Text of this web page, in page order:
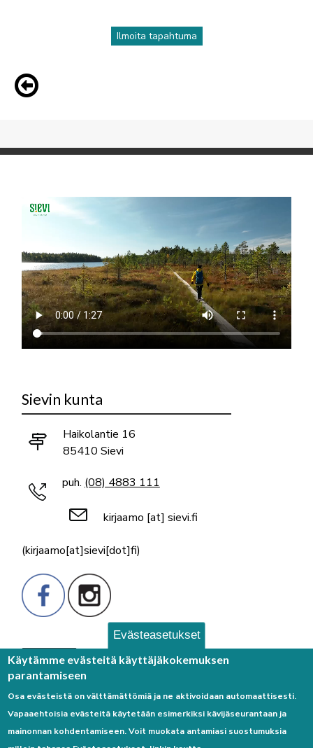
Ilmoita tapahtuma
Sievin kunta
Haikolantie 16
85410 Sievi
puh. (08) 4883 111
kirjaamo [at] sievi.fi
(kirjaamo[at]sievi[dot]fi)
Palaute
Evästeasetukset
Käytämme evästeitä käyttäjäkokemuksen
parantamiseen
Osa evästeistä on välttämättömiä ja ne aktivoidaan automaattisesti.
Vapaaehtoisia evästeitä käytetään esimerkiksi kävijäseurantaan ja
mainonnan kohdentamiseen. Voit muokata antamiasi suostumuksia